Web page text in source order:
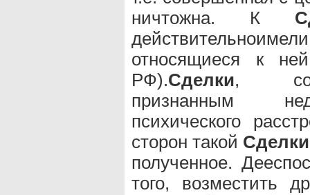
ничтожна. К
относящиеся к
РФ).Сделки,
признанным
психического
сторон такой Сделки
полученное.
того, возместить